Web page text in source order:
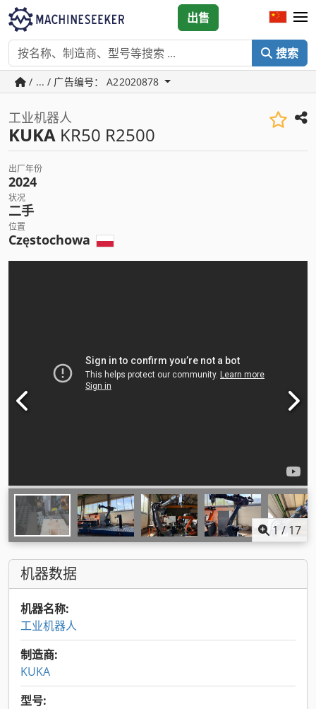
搜索
出售
/ ... / 广告编号： A22020878
工业机器人
KUKA KR50 R2500
出厂年份
2024
状况
二手
位置
Częstochowa
1 / 17
机器数据
机器名称:
工业机器人
制造商:
KUKA
型号: